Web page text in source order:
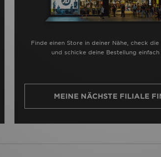
Finde einen Store in deiner Nähe, check die
und schicke deine Bestellung einfach
MEINE NÄCHSTE FILIALE